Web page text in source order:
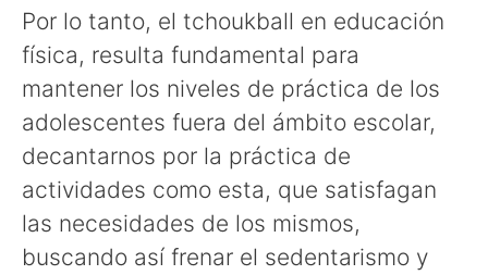
Por lo tanto, el tchoukball en educación
física, resulta fundamental para
mantener los niveles de práctica de los
adolescentes fuera del ámbito escolar,
decantarnos por la práctica de
actividades como esta, que satisfagan
las necesidades de los mismos,
buscando así frenar el sedentarismo y